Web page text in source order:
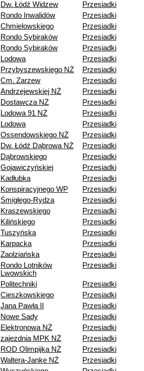
Dw. Łódź Widzew
Przesiadki
Rondo Inwalidów
Przesiadki
Chmielowskiego
Przesiadki
Rondo Sybiraków
Przesiadki
Rondo Sybiraków
Przesiadki
Lodowa
Przesiadki
Przybyszewskiego NŻ
Przesiadki
Cm. Zarzew
Przesiadki
Andrzejewskiej NŻ
Przesiadki
Dostawcza NŻ
Przesiadki
Lodowa 91 NŻ
Przesiadki
Lodowa
Przesiadki
Ossendowskiego NŻ
Przesiadki
Dw. Łódź Dąbrowa NŻ
Przesiadki
Dąbrowskiego
Przesiadki
Gojawiczyńskiej
Przesiadki
Kadłubka
Przesiadki
Konspiracyjnego WP
Przesiadki
Śmigłego-Rydza
Przesiadki
Kraszewskiego
Przesiadki
Kilińskiego
Przesiadki
Tuszyńska
Przesiadki
Karpacka
Przesiadki
Zaolziańska
Przesiadki
Rondo Lotników
Lwowskich
Przesiadki
Politechniki
Przesiadki
Cieszkowskiego
Przesiadki
Jana Pawła II
Przesiadki
Nowe Sady
Przesiadki
Elektronowa NŻ
Przesiadki
zajezdnia MPK NŻ
Przesiadki
ROD Olimpijka NŻ
Przesiadki
Waltera-Janke NŻ
Przesiadki